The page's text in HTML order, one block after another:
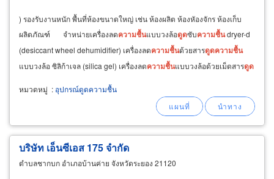
) รองรับงานหนัก พื้นที่ห้องขนาดใหญ่ เช่น ห้องผลิต ห้องหัองจักร ห้องเก็บ
ผลิตภัณฑ์ จำหน่ายเครื่องลดความชื้นแบบวงล้อดูดซับความชื้นdryer-d
(desiccant wheel dehumidifier) เครื่องลดความชื้นด้วยสารดูดความชื้น
แบบวงล้อ ซิลิก้าเจล (silica gel) เครื่องลดความชื้นแบบวงล้อด้วยเม็ดสารดูด
หมวดหมู่ : อุปกรณ์ดูดความชื้น
บริษัท เอ็นซีเอส 175 จำกัด
ตำบลชากบก อำเภอบ้านค่าย จังหวัดระยอง 21120